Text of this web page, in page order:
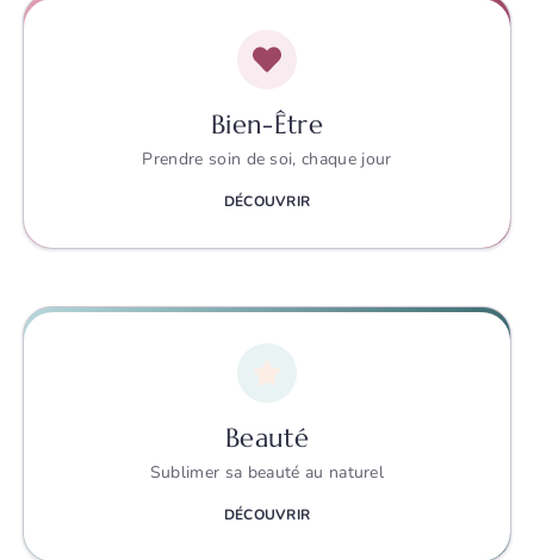
Bien-Être
Prendre soin de soi, chaque jour
DÉCOUVRIR
Beauté
Sublimer sa beauté au naturel
DÉCOUVRIR